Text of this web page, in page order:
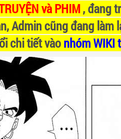
và PHIM, đang
Admin cũng đang làm
chi tiết vàonhóm WIKI